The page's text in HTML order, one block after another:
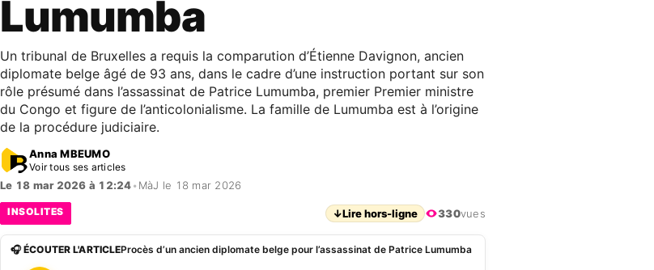
Lumumba
Un tribunal de Bruxelles a requis la comparution d’Étienne Davignon, ancien
diplomate belge âgé de 93 ans, dans le cadre d’une instruction portant sur son
rôle présumé dans l’assassinat de Patrice Lumumba, premier Premier ministre
du Congo et figure de l’anticolonialisme. La famille de Lumumba est à l’origine
de la procédure judiciaire.
Anna MBEUMO
Voir tous ses articles
Le 18 mar 2026 à 12:24• MàJ le 18 mar 2026
INSOLITES ↓Lire hors-ligne 330vues
🎧 ÉCOUTER L'ARTICLEProcès d’un ancien diplomate belge pour l’assassinat de Patrice Lumumba